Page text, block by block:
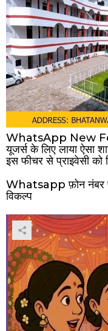
WhatsApp New
यूजर्स के लिए लाया ऐसा
इस फीचर से प्राइवेसी को
Whatsapp फ़ोन नंबर
विकल्प